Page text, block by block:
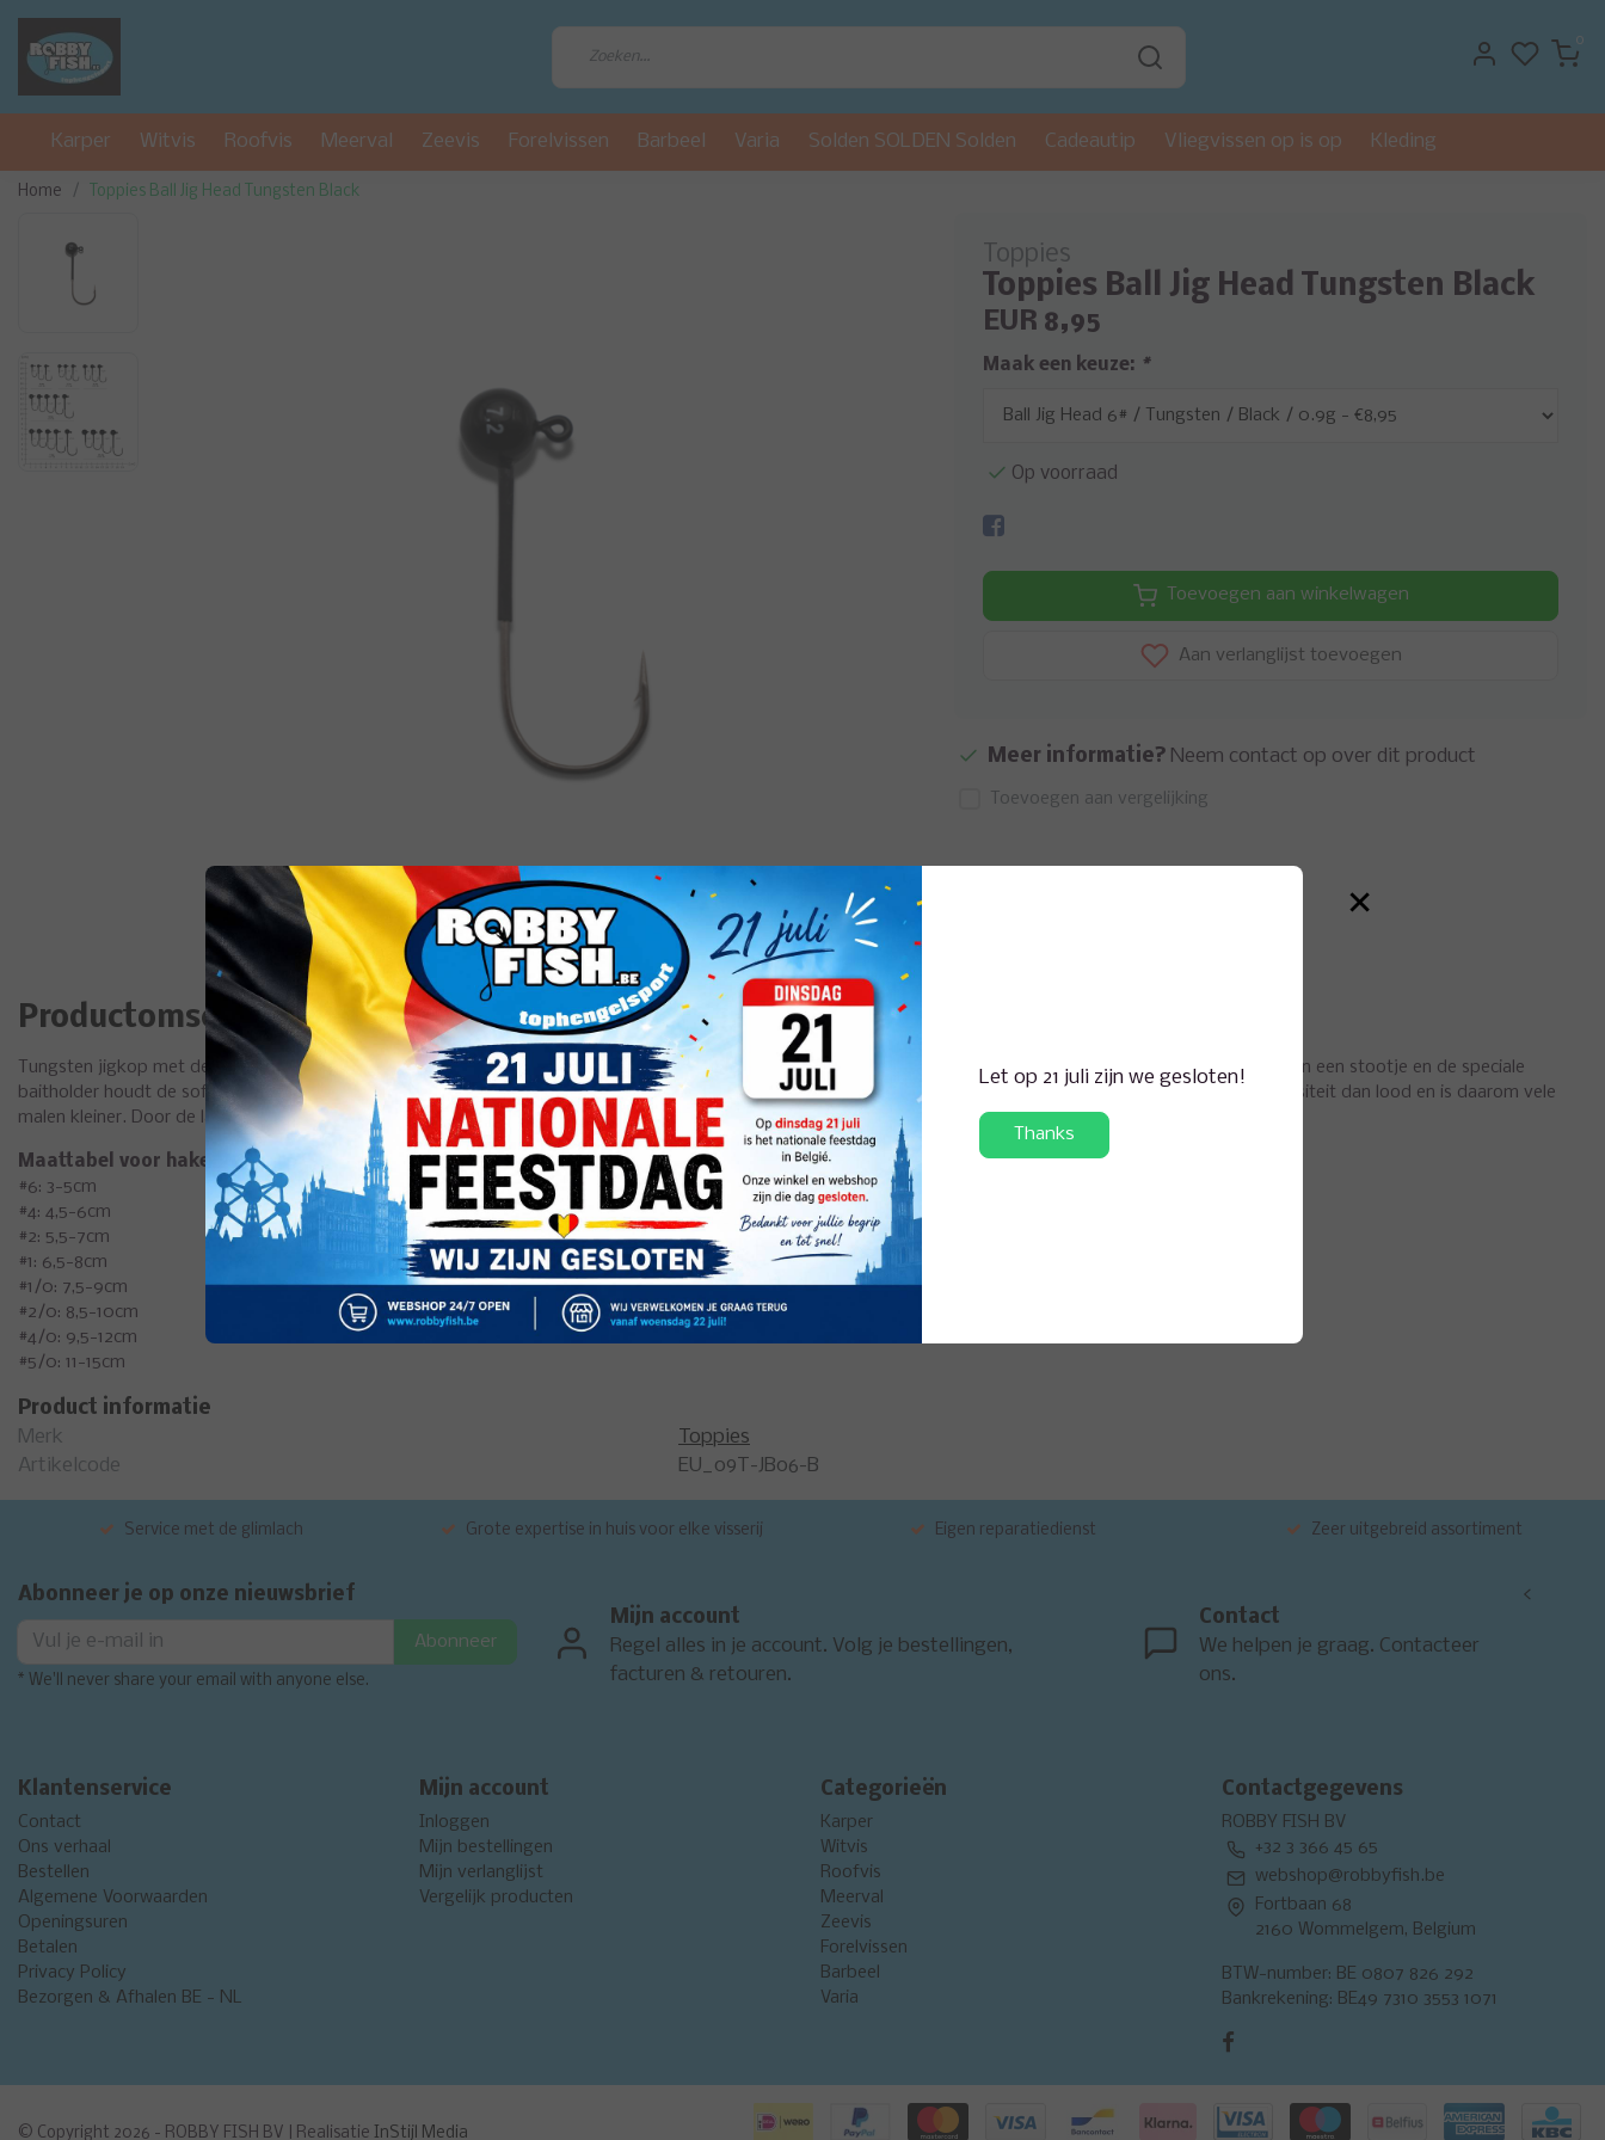
0
Karper Witvis Roofvis Meerval Zeevis Forelvissen Barbeel Varia Solden SOLDEN Solden Cadeautip Vliegvissen op is op Kleding
Home Toppies Ball Jig Head Tungsten Black
Afbeelding vergroten
Toppies
Toppies Ball Jig Head Tungsten Black
EUR 8,95
Maak een keuze: *
Op voorraad
Toevoegen aan winkelwagen
Aan verlanglijst toevoegen
Meer informatie? Neem contact op over dit product
Toevoegen aan vergelijking
Productomschrijving
Tungsten jigkop met de typische ronde kopvorm voor een breed gebruik bij het vissen met softbait. De ultra scherpe en stabiele haken van Mustad kunnen tegen een stootje en de speciale
baitholder houdt de softbait op zijn plaats alsof hij vastgelijmd is. En de softbait kan vervangen worden zonder het te vernielen. Tungsten heeft een hogere densiteit dan lood en is daarom vele
malen kleiner. Door de lagere lucht- en waterweerstand kunnen grotere werpafstanden en snellere zinkfases worden bereikt.
Maattabel voor haken / softbaits:
#6: 3-5cm
#4: 4,5-6cm
#2: 5,5-7cm
#1: 6,5-8cm
#1/0: 7,5-9cm
#2/0: 8,5-10cm
#4/0: 9,5-12cm
#5/0: 11-15cm
Product informatie
Merk
Toppies
Artikelcode
EU_09T-JB06-B
Service met de glimlach Grote expertise in huis voor elke visserij Eigen reparatiedienst Zeer uitgebreid assortiment
Abonneer je op onze nieuwsbrief
Abonneer
* We'll never share your email with anyone else.
Mijn account
Regel alles in je account. Volg je bestellingen,
facturen & retouren.
Contact
We helpen je graag. Contacteer
ons.
<
Klantenservice
Contact
Ons verhaal
Bestellen
Algemene Voorwaarden
Openingsuren
Betalen
Privacy Policy
Bezorgen & Afhalen BE - NL
Mijn account
Inloggen
Mijn bestellingen
Mijn verlanglijst
Vergelijk producten
Categorieën
Karper
Witvis
Roofvis
Meerval
Zeevis
Forelvissen
Barbeel
Varia
Contactgegevens
ROBBY FISH BV
+32 3 366 45 65
webshop@robbyfish.be
Fortbaan 68
2160 Wommelgem, Belgium
BTW-number: BE 0807 826 292
Bankrekening: BE49 7310 3553 1071
© Copyright 2026 - ROBBY FISH BV | Realisatie InStijl Media
×
Let op 21 juli zijn we gesloten!
Thanks